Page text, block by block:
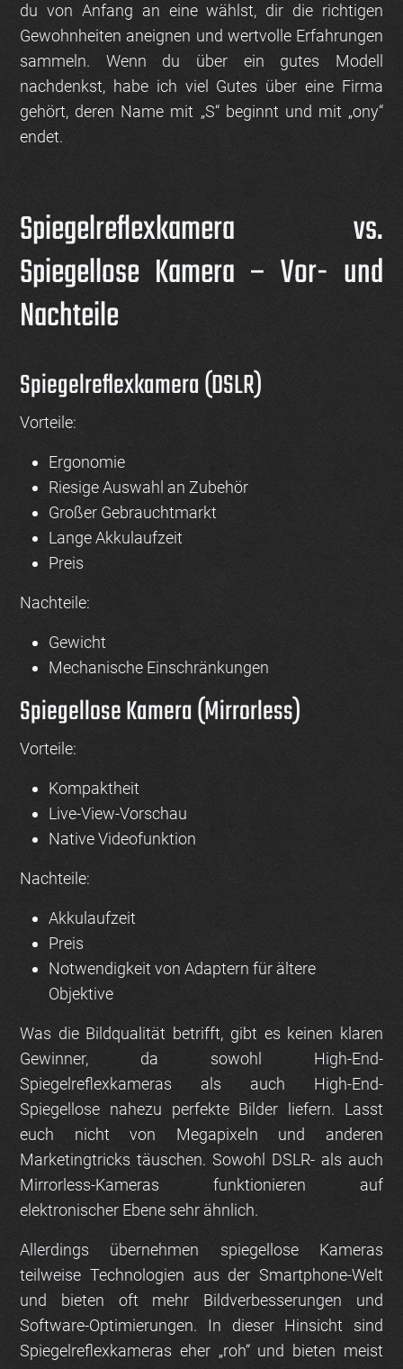
du von Anfang an eine wählst, dir die richtigen
Gewohnheiten aneignen und wertvolle Erfahrungen
sammeln. Wenn du über ein gutes Modell
nachdenkst, habe ich viel Gutes über eine Firma
gehört, deren Name mit „S“ beginnt und mit „ony“
endet.
Spiegelreflexkamera vs.
Spiegellose Kamera – Vor- und
Nachteile
Spiegelreflexkamera (DSLR)
Vorteile:
Ergonomie
Riesige Auswahl an Zubehör
Großer Gebrauchtmarkt
Lange Akkulaufzeit
Preis
Nachteile:
Gewicht
Mechanische Einschränkungen
Spiegellose Kamera (Mirrorless)
Vorteile:
Kompaktheit
Live-View-Vorschau
Native Videofunktion
Nachteile:
Akkulaufzeit
Preis
Notwendigkeit von Adaptern für ältere
Objektive
Was die Bildqualität betrifft, gibt es keinen klaren
Gewinner, da sowohl High-End-
Spiegelreflexkameras als auch High-End-
Spiegellose nahezu perfekte Bilder liefern. Lasst
euch nicht von Megapixeln und anderen
Marketingtricks täuschen. Sowohl DSLR- als auch
Mirrorless-Kameras funktionieren auf
elektronischer Ebene sehr ähnlich.
Allerdings übernehmen spiegellose Kameras
teilweise Technologien aus der Smartphone-Welt
und bieten oft mehr Bildverbesserungen und
Software-Optimierungen. In dieser Hinsicht sind
Spiegelreflexkameras eher „roh“ und bieten meist